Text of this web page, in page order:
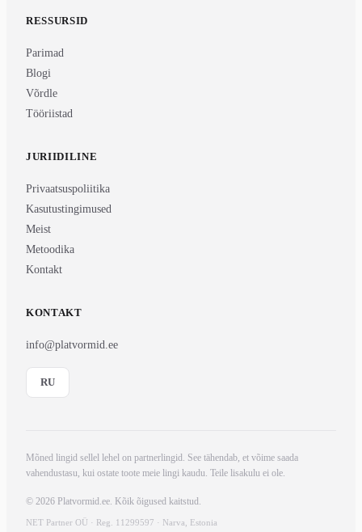
RESSURSID
Parimad
Blogi
Võrdle
Tööriistad
JURIIDILINE
Privaatsuspoliitika
Kasutustingimused
Meist
Metoodika
Kontakt
KONTAKT
info@platvormid.ee
RU
Mõned lingid sellel lehel on partnerlingid. See tähendab, et võime saada
vahendustasu, kui ostate toote meie lingi kaudu. Teile lisakulu ei ole.
© 2026 Platvormid.ee. Kõik õigused kaitstud.
NET Partner OÜ · Reg. 11299597 · Narva, Estonia